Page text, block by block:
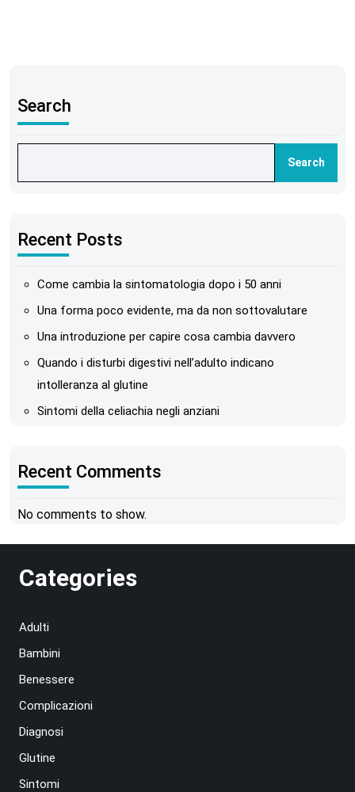
Search
Search
Recent Posts
Come cambia la sintomatologia dopo i 50 anni
Una forma poco evidente, ma da non sottovalutare
Una introduzione per capire cosa cambia davvero
Quando i disturbi digestivi nell’adulto indicano
intolleranza al glutine
Sintomi della celiachia negli anziani
Recent Comments
No comments to show.
Categories
Adulti
Bambini
Benessere
Complicazioni
Diagnosi
Glutine
Sintomi